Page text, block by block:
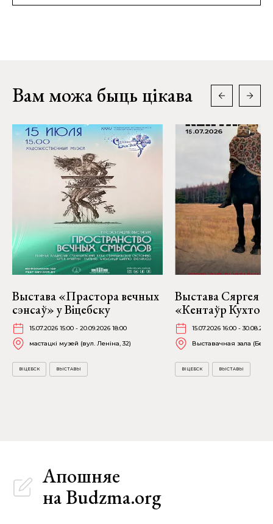
Вам можа быць цікава
Выстава «Прастора вечных
сэнсаў» у Віцебску
15.07.2026 15:00 - 20.09.2026 18:00
мастацкі музей (вул. Леніна, 32)
ВІЦЕБСК ВЫСТАВЫ
Выстава Сяргея
«Кентаўр Кухто»
15.07.2026 16:00 -
Выставачная зала
ВІЦЕБСК ВЫСТАВЫ
Апошняе
на Budzma.org